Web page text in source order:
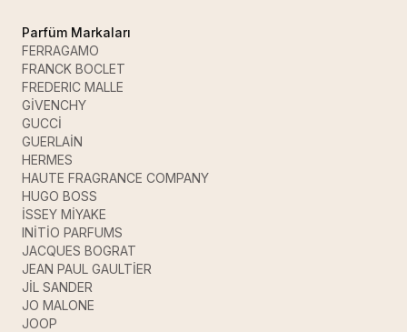
Parfüm Markaları
FERRAGAMO
FRANCK BOCLET
FREDERIC MALLE
GİVENCHY
GUCCİ
GUERLAİN
HERMES
HAUTE FRAGRANCE COMPANY
HUGO BOSS
İSSEY MİYAKE
INİTİO PARFUMS
JACQUES BOGRAT
JEAN PAUL GAULTİER
JİL SANDER
JO MALONE
JOOP